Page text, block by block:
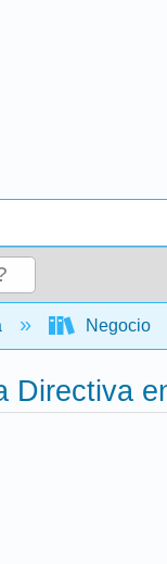
global
Negocio
Directiva